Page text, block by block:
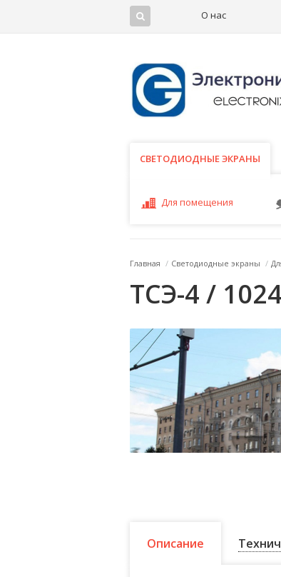
О нас
СВЕТОДИОДНЫЕ ЭКРАНЫ
СВЕТОДИОДНЫЕ ЭКРАНЫ
Для помещения
Главная / Светодиодные экраны /
ТСЭ-4 /
Описание